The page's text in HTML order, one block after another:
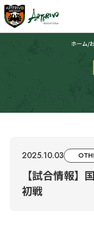
ホーム
2025.10.03
【試合情報】
初戦